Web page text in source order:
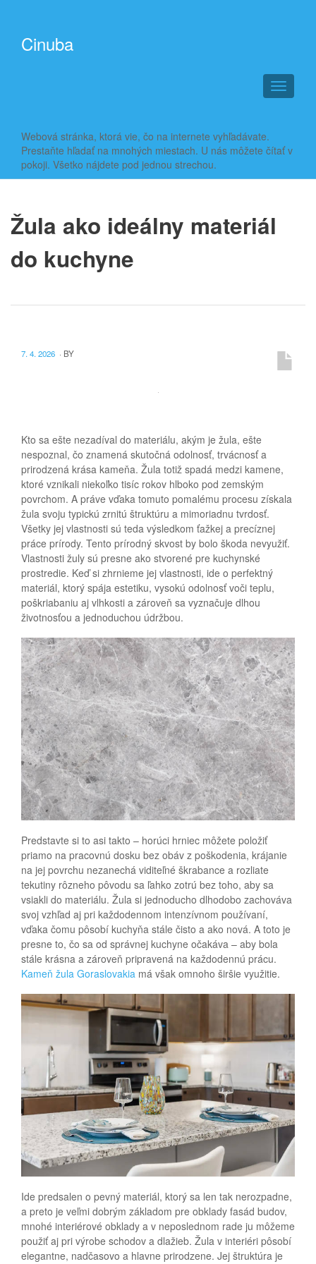
Cinuba
T
o
e
Webová stránka, ktorá vie, čo na internete vyhľadávate.
Prestaňte hľadať na mnohých miestach. U nás môžete čítať v
pokoji. Všetko nájdete pod jednou strechou.
Žula ako ideálny materiál
do kuchyne
7. 4. 2026 · BY
Kto sa ešte nezadíval do materiálu, akým je žula, ešte
nespoznal, čo znamená skutočná odolnosť, trvácnosť a
prirodzená krása kameňa. Žula totiž spadá medzi kamene,
ktoré vznikali niekoľko tisíc rokov hlboko pod zemským
povrchom. A práve vďaka tomuto pomalému procesu získala
žula svoju typickú zrnitú štruktúru a mimoriadnu tvrdosť.
Všetky jej vlastnosti sú teda výsledkom ťažkej a precíznej
práce prírody. Tento prírodný skvost by bolo škoda nevyužiť.
Vlastnosti žuly sú presne ako stvorené pre kuchynské
prostredie. Keď si zhrnieme jej vlastnosti, ide o perfektný
materiál, ktorý spája estetiku, vysokú odolnosť voči teplu,
poškriabaniu aj vlhkosti a zároveň sa vyznačuje dlhou
životnosťou a jednoduchou údržbou.
Predstavte si to asi takto – horúci hrniec môžete položiť
priamo na pracovnú dosku bez obáv z poškodenia, krájanie
na jej povrchu nezanechá viditeľné škrabance a rozliate
tekutiny rôzneho pôvodu sa ľahko zotrú bez toho, aby sa
vsiakli do materiálu. Žula si jednoducho dlhodobo zachováva
svoj vzhľad aj pri každodennom intenzívnom používaní,
vďaka čomu pôsobí kuchyňa stále čisto a ako nová. A toto je
presne to, čo sa od správnej kuchyne očakáva – aby bola
stále krásna a zároveň pripravená na každodennú prácu.
Kameň žula Goraslovakia má však omnoho širšie využitie.
Ide predsalen o pevný materiál, ktorý sa len tak nerozpadne,
a preto je veľmi dobrým základom pre obklady fasád budov,
mnohé interiérové obklady a v neposlednom rade ju môžeme
použiť aj pri výrobe schodov a dlažieb. Žula v interiéri pôsobí
elegantne, nadčasovo a hlavne prirodzene. Jej štruktúra je